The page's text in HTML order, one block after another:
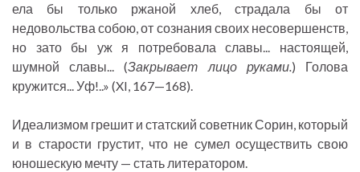
ела бы только ржаной хлеб, страдала бы от
недовольства собою, от сознания своих несовершенств,
но зато бы уж я потребовала славы... настоящей,
шумной славы... (Закрывает лицо руками.) Голова
кружится... Уф!..» (XI, 167—168).
Идеализмом грешит и статский советник Сорин, который
и в старости грустит, что не сумел осуществить свою
юношескую мечту — стать литератором.